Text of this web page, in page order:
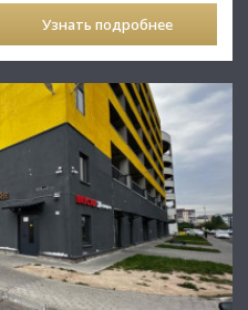
Узнать подробнее